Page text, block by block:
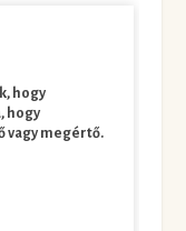
hogy
hogy
vagy megértő.